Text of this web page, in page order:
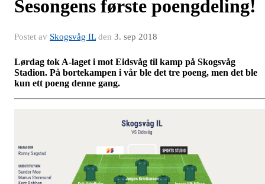
Sesongens første poengdeling!
Postet av Skogsvåg ILden 3. sep 2018
Lørdag tok A-laget i mot Eidsvåg til kamp på Skogsvåg
Stadion. På bortekampen i vår ble det tre poeng, men det ble
kun ett poeng denne gang.